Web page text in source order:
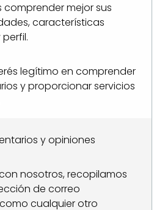
comprender mejor sus
características
legítimo en comprender
y proporcionar servicios
y opiniones
nosotros, recopilamos
de correo
cualquier otro